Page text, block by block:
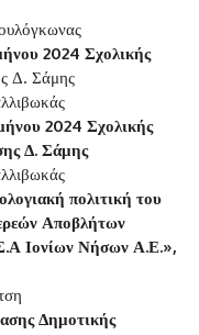
2024 Σχολικής
Δ. Σάμης
2024 Σχολικής
Δ. Σάμης
πολιτική του
Αποβλήτων
Ιονίων Νήσων Α.Ε.»,
Δημοτικής